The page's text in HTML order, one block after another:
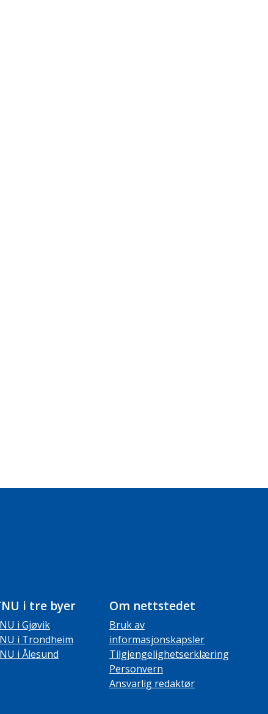
i tre byer
i Gjøvik
i Trondheim
i Ålesund
Om nettstedet
Bruk av
informasjonskapsler
Tilgjengelighetserklæring
Personvern
Ansvarlig redaktør